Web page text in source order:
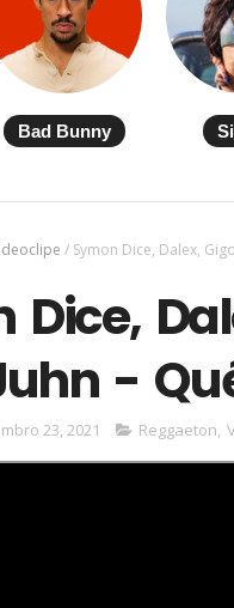
Bad Bunny
/ Symon Dice, Dalex,
Dice,
-
23, 2021 Reggaeton,